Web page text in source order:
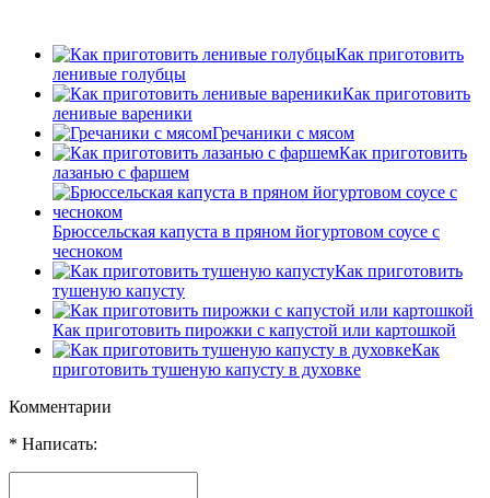
Как приготовить
ленивые голубцы
Как приготовить
ленивые вареники
Гречаники с мясом
Как приготовить
лазанью с фаршем
Брюссельская капуста в пряном йогуртовом соусе с
чесноком
Как приготовить
тушеную капусту
Как приготовить пирожки с капустой или картошкой
Как
приготовить тушеную капусту в духовке
Комментарии
* Написать: